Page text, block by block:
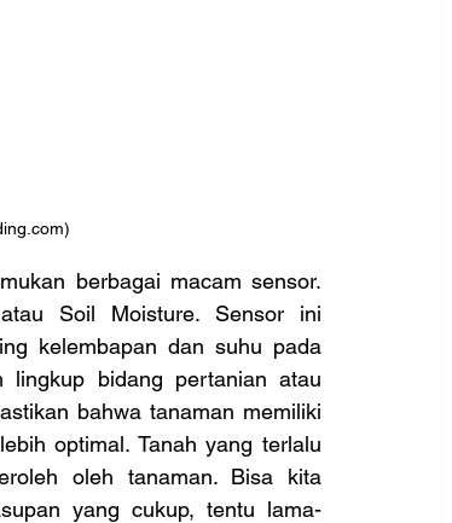
Soil Moisture. Sensor ini
kelembapan dan suhu pada
lingkup bidang pertanian atau
bahwa tanaman memiliki
optimal. Tanah yang terlalu
oleh tanaman. Bisa kita
yang cukup, tentu lama-